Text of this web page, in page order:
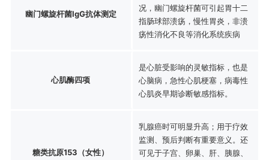
幽门螺旋杆菌IgG抗体测定
况，幽门螺旋杆菌可引起胃十二
指肠球部溃疡，慢性胃炎，非溃
疡性消化不良等消化系统疾病
心肌酶四项
是心脏受影响的灵敏指标，也是
心脑病，急性心肌梗塞，病毒性
心肌炎早期诊断敏感指标。
糖类抗原153（女性）
乳腺癌时可明显升高；用于疗效
监测、预后判断有重要意义。还
可见于子宫、卵巢、肝、胰腺、